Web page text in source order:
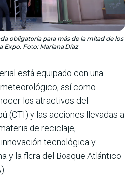
obligatoria para más de la mitad de los
Expo. Foto: Mariana Díaz
está equipado con una
así como
los atractivos del
(CTI) y las acciones llevadas a
de reciclaje,
tecnológica y
y la flora del Bosque Atlántico